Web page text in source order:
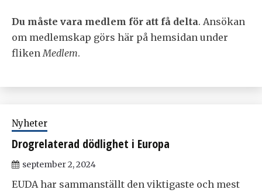
Du måste vara medlem för att få delta. Ansökan
om medlemskap görs här på hemsidan under
flikenMedlem.
Nyheter
Drogrelaterad dödlighet i Europa
september 2, 2024
EUDA har sammanställt den viktigaste och mest